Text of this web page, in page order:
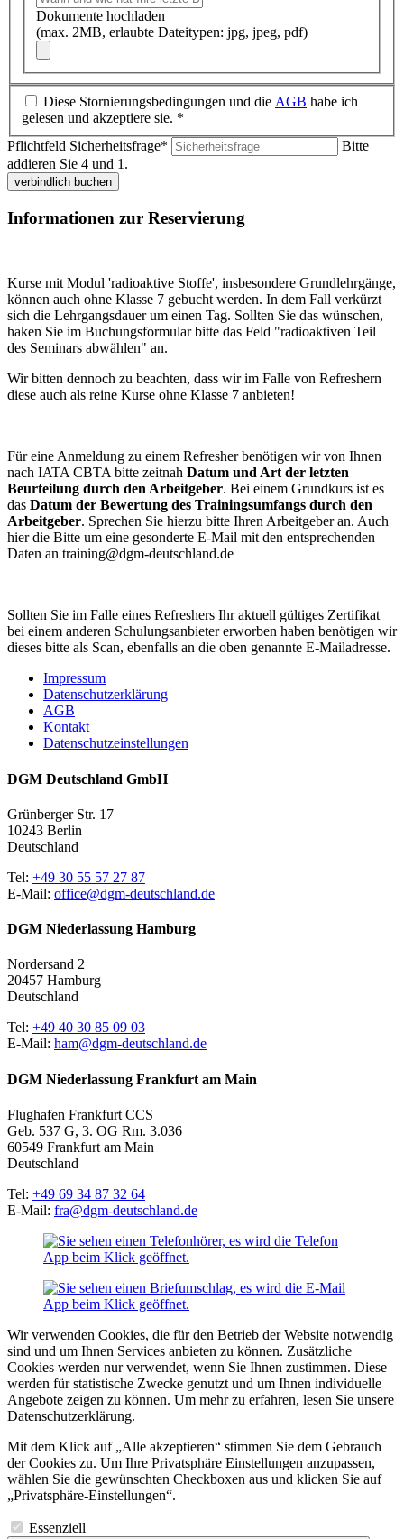
Dokumente hochladen
(max. 2MB, erlaubte Dateitypen: jpg, jpeg, pdf)
Diese Stornierungsbedingungen und die AGB habe ich
gelesen und akzeptiere sie. *
Pflichtfeld Sicherheitsfrage*
Bitte
addieren Sie 4 und 1.
verbindlich buchen
Informationen zur Reservierung
Kurse mit Modul 'radioaktive Stoffe', insbesondere Grundlehrgänge,
können auch ohne Klasse 7 gebucht werden. In dem Fall verkürzt
sich die Lehrgangsdauer um einen Tag. Sollten Sie das wünschen,
haken Sie im Buchungsformular bitte das Feld "radioaktiven Teil
des Seminars abwählen" an.
Wir bitten dennoch zu beachten, dass wir im Falle von Refreshern
diese auch als reine Kurse ohne Klasse 7 anbieten!
Für eine Anmeldung zu einem Refresher benötigen wir von Ihnen
nach IATA CBTA bitte zeitnah Datum und Art der letzten
Beurteilung durch den Arbeitgeber. Bei einem Grundkurs ist es
das Datum der Bewertung des Trainingsumfangs durch den
Arbeitgeber. Sprechen Sie hierzu bitte Ihren Arbeitgeber an. Auch
hier die Bitte um eine gesonderte E-Mail mit den entsprechenden
Daten an training@dgm-deutschland.de
Sollten Sie im Falle eines Refreshers Ihr aktuell gültiges Zertifikat
bei einem anderen Schulungsanbieter erworben haben benötigen wir
dieses bitte als Scan, ebenfalls an die oben genannte E-Mailadresse.
Impressum
Datenschutzerklärung
AGB
Kontakt
Datenschutzeinstellungen
DGM Deutschland GmbH
Grünberger Str. 17
10243 Berlin
Deutschland
Tel: +49 30 55 57 27 87
E-Mail: office@dgm-deutschland.de
DGM Niederlassung Hamburg
Nordersand 2
20457 Hamburg
Deutschland
Tel: +49 40 30 85 09 03
E-Mail: ham@dgm-deutschland.de
DGM Niederlassung Frankfurt am Main
Flughafen Frankfurt CCS
Geb. 537 G, 3. OG Rm. 3.036
60549 Frankfurt am Main
Deutschland
Tel: +49 69 34 87 32 64
E-Mail: fra@dgm-deutschland.de
Wir verwenden Cookies, die für den Betrieb der Website notwendig
sind und um Ihnen Services anbieten zu können. Zusätzliche
Cookies werden nur verwendet, wenn Sie Ihnen zustimmen. Diese
werden für statistische Zwecke genutzt und um Ihnen individuelle
Angebote zeigen zu können. Um mehr zu erfahren, lesen Sie unsere
Datenschutzerklärung.
Mit dem Klick auf „Alle akzeptieren“ stimmen Sie dem Gebrauch
der Cookies zu. Um Ihre Privatsphäre Einstellungen anzupassen,
wählen Sie die gewünschten Checkboxen aus und klicken Sie auf
„Privatsphäre-Einstellungen“.
Essenziell